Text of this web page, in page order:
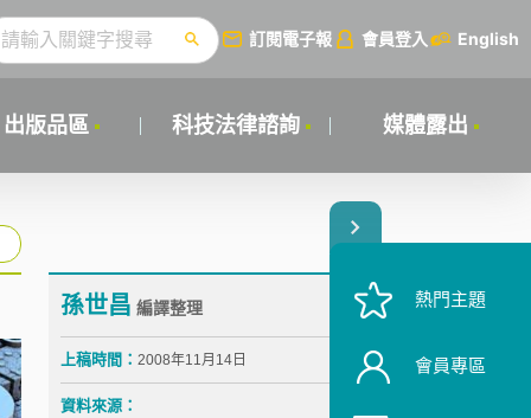
訂閱電子報 會員登入 English
出版品區 科技法律諮詢 媒體露出
孫世昌 編譯整理
上稿時間： 2008年11月14日
資料來源：
熱門主題
會員專區